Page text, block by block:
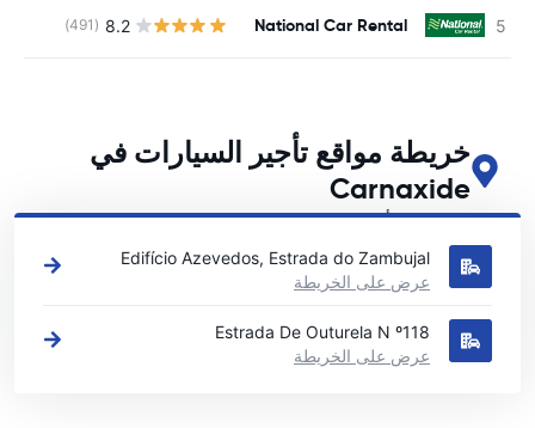
National Car Rental
8.2
(491)
خريطة مواقع تأجير السيارات في
Carnaxide
اطلع على مواقع تأجير السيارات الرئيسية لدينا في Carnaxide
Edifício Azevedos, Estrada do Zambujal
عرض على الخريطة
Estrada De Outurela N º118
عرض على الخريطة